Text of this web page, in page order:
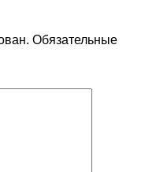
Обязательные